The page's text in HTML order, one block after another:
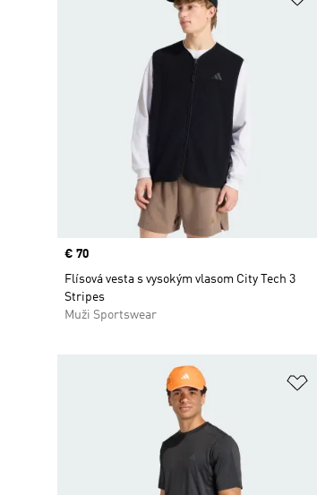
Price
€ 70
Flísová vesta s vysokým vlasom City Tech 3
Stripes
Muži Sportswear